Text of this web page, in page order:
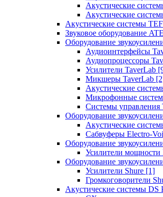
Акустические
Акустические
Акустические системы
Звуковое оборудование
Оборудование
Аудиоинтерфейсы
Аудиопроцессоры
Усилители TaverLab
Микшеры TaverLab
Акустические
Микрофонные
Системы управления
Оборудование
Акустические
Сабвуферы Electro-
Оборудование
Усилители мощности
Оборудование
Усилители Shure [1]
Громкоговорители
Акустические системы DS